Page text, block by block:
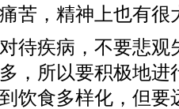
苦，精神上也有很
疾病，不要悲观
，所以要积极地进
饮食多样化，但要